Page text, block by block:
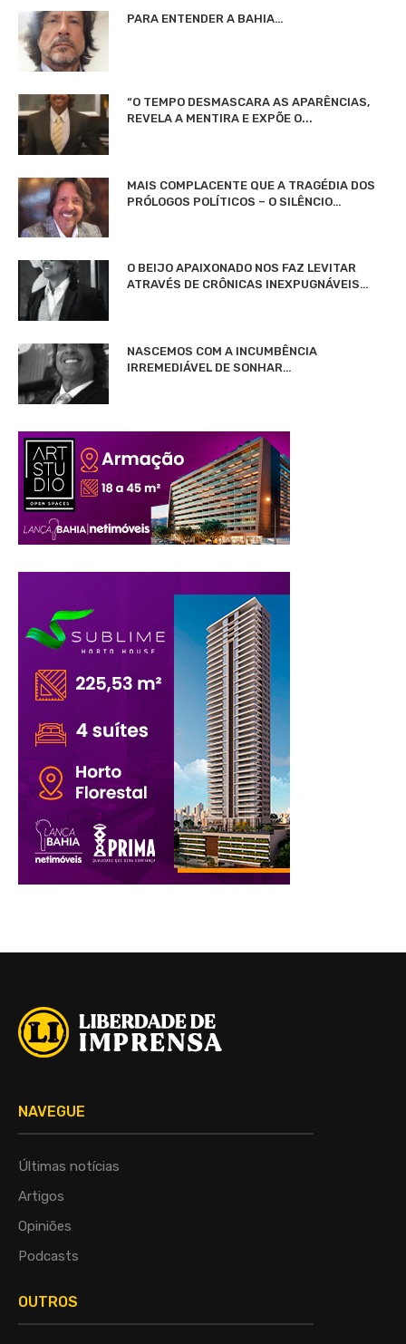
PARA ENTENDER A BAHIA…
“O TEMPO DESMASCARA AS APARÊNCIAS,
REVELA A MENTIRA E EXPÕE O...
MAIS COMPLACENTE QUE A TRAGÉDIA DOS
PRÓLOGOS POLÍTICOS – O SILÊNCIO…
O BEIJO APAIXONADO NOS FAZ LEVITAR
ATRAVÉS DE CRÔNICAS INEXPUGNÁVEIS…
NASCEMOS COM A INCUMBÊNCIA
IRREMEDIÁVEL DE SONHAR…
NAVEGUE
Últimas notícias
Artigos
Opiniões
Podcasts
OUTROS